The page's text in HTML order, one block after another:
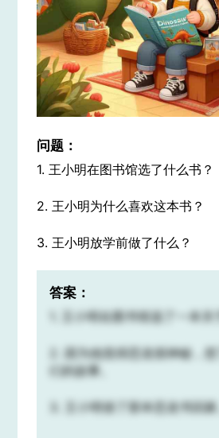
问题：
1. 王小明在图书馆选了什么书？
2. 王小明为什么喜欢这本书？
3. 王小明放学前做了什么？
答案：
1. 王小明在图书馆选了一本关
2. 因为他觉得恐龙很神秘，
们的故事。
3. 王小明借了那本恐龙书回家